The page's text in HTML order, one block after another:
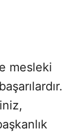
mesleki